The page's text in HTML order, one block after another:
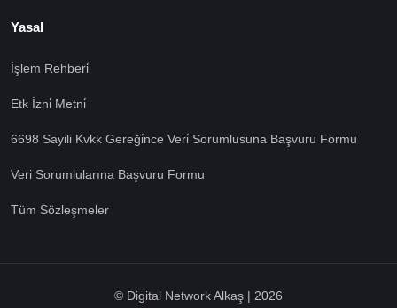
Yasal
İşlem Rehberi̇
Etk İzni̇ Metni̇
6698 Sayili Kvkk Gereği̇nce Veri̇ Sorumlusuna Başvuru Formu
Veri Sorumlularına Başvuru Formu
Tüm Sözleşmeler
© Digital Network Alkaş | 2026
şekilde çerezler kullanmaktayız. Çerezleri nasıl
inceleyebilirsiniz Bu siteye giriş yaparak çerez
Tümü Red